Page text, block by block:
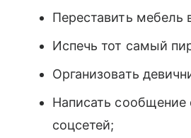
Переставить
Испечь тот самый
Организовать
Написать сообщение
соцсетей;